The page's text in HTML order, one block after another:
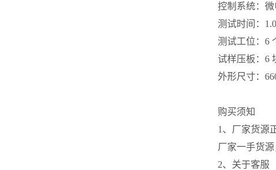
控制系统：微
测试时间：
测试工位：6
试样压板：6
外形尺寸：
购买须知
1、厂家货源
厂家一手货
2、关于客服